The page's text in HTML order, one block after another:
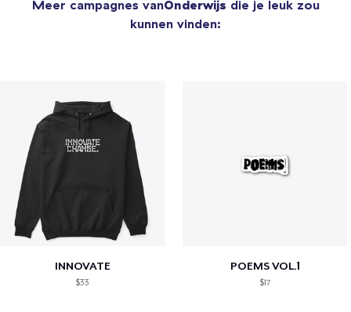
Meer campagnes vanOnderwijs die je leuk zou
kunnen vinden:
INNOVATE
$33
POEMS VOL.1
$17